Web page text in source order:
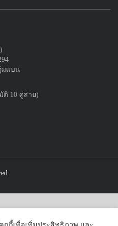
มแบน
ติ 10 คู่สาย)